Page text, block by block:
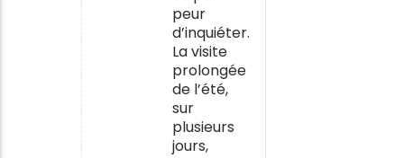
peur
d’inquiéter.
La visite
prolongée
de l’été,
sur
plusieurs
jours,